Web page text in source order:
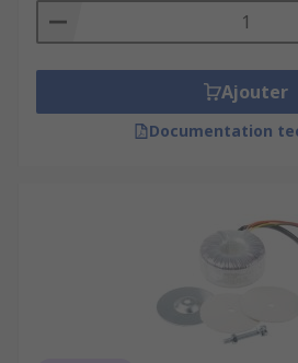
Ajouter
Documentation